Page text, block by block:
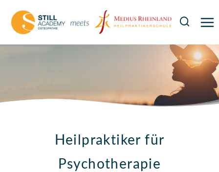
Inhalt
springen
Heilpraktiker für
Psychotherapie